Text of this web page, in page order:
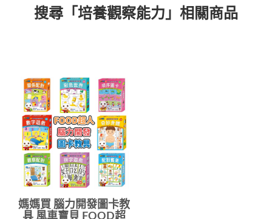
搜尋「培養觀察能力」相關商品
媽媽買 腦力開發圖卡教
具 風車寶貝 FOOD超